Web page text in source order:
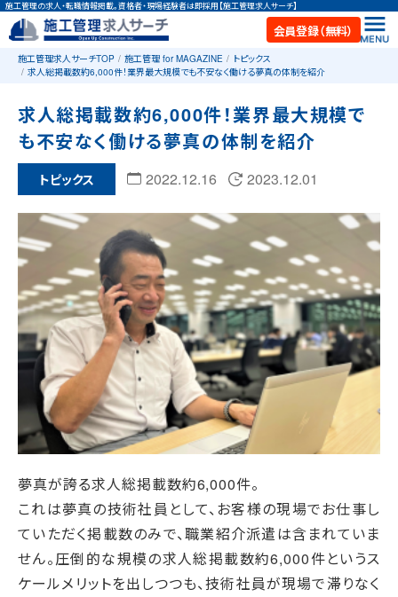
施工管理の求人・転職情報掲載。資格者・現場経験者は即採用【施工管理求人サーチ】
会員登録（無料）
施工管理求人サーチTOP 施工管理 for MAGAZINE
トピックス
求人総掲載数約6,000件！業界最大規模でも不安なく働ける夢真の体制を紹介
求人総掲載数約6,000件！業界最大規模で
も不安なく働ける夢真の体制を紹介
トピックス 2022.12.16 2023.12.01
夢真が誇る求人総掲載数約6,000件。
これは夢真の技術社員として、お客様の現場でお仕事し
ていただく掲載数のみで、職業紹介派遣は含まれていま
せん。圧倒的な規模の求人総掲載数約6,000件というス
ケールメリットを出しつつも、技術社員が現場で滞りなく